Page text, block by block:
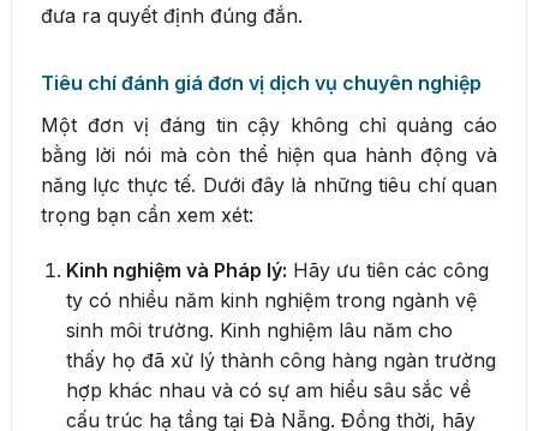
đưa ra quyết định đúng đắn.
Tiêu chí đánh giá đơn vị dịch vụ chuyên nghiệp
Một đơn vị đáng tin cậy không chỉ quảng cáo
bằng lời nói mà còn thể hiện qua hành động và
năng lực thực tế. Dưới đây là những tiêu chí quan
trọng bạn cần xem xét:
Kinh nghiệm và Pháp lý: Hãy ưu tiên các công
ty có nhiều năm kinh nghiệm trong ngành vệ
sinh môi trường. Kinh nghiệm lâu năm cho
thấy họ đã xử lý thành công hàng ngàn trường
hợp khác nhau và có sự am hiểu sâu sắc về
cấu trúc hạ tầng tại Đà Nẵng. Đồng thời, hãy